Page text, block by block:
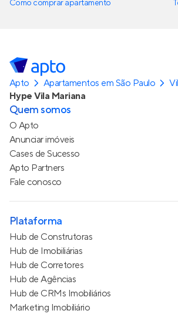
Como comprar apartamento
Apto Apartamentos em São Paulo
Hype Vila Mariana
Quem somos
O Apto
Anunciar imóveis
Cases de Sucesso
Apto Partners
Fale conosco
Plataforma
Hub de Construtoras
Hub de Imobiliárias
Hub de Corretores
Hub de Agências
Hub de CRMs Imobiliários
Marketing Imobiliário